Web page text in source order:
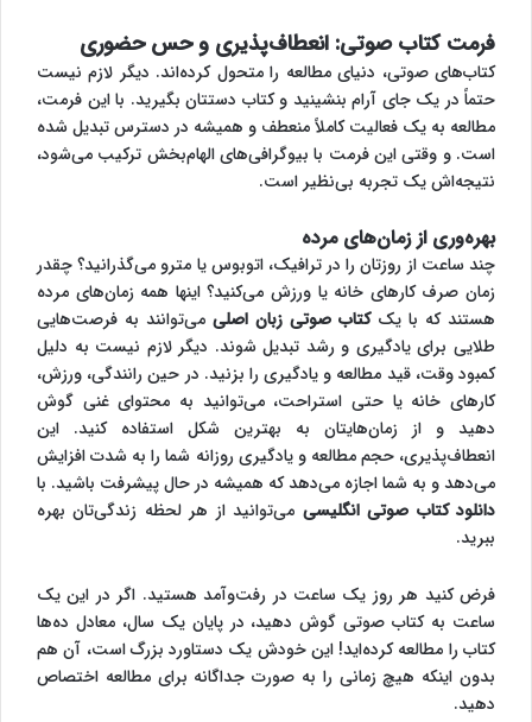
فرمت کتاب صوتی: انعطاف‌پذیری و حس حضوری
کتاب‌های صوتی، دنیای مطالعه را متحول کرده‌اند. دیگر لازم نیست
حتماً در یک جای آرام بنشینید و کتاب دستتان بگیرید. با این فرمت،
مطالعه به یک فعالیت کاملاً منعطف و همیشه در دسترس تبدیل شده
است. و وقتی این فرمت با بیوگرافی‌های الهام‌بخش ترکیب می‌شود،
نتیجه‌اش یک تجربه بی‌نظیر است.
بهره‌وری از زمان‌های مرده
چند ساعت از روزتان را در ترافیک، اتوبوس یا مترو می‌گذرانید؟ چقدر
زمان صرف کارهای خانه یا ورزش می‌کنید؟ اینها همه زمان‌های مرده
هستند که با یککتاب صوتی زبان اصلی می‌توانند به فرصت‌هایی
طلایی برای یادگیری و رشد تبدیل شوند. دیگر لازم نیست به دلیل
کمبود وقت، قید مطالعه و یادگیری را بزنید. در حین رانندگی، ورزش،
کارهای خانه یا حتی استراحت، می‌توانید به محتوای غنی گوش
دهید و از زمان‌هایتان به بهترین شکل استفاده کنید. این
انعطاف‌پذیری، حجم مطالعه و یادگیری روزانه شما را به شدت افزایش
می‌دهد و به شما اجازه می‌دهد که همیشه در حال پیشرفت باشید. با
دانلود کتاب صوتی انگلیسی می‌توانید از هر لحظه زندگی‌تان بهره
ببرید.
فرض کنید هر روز یک ساعت در رفت‌وآمد هستید. اگر در این یک
ساعت به کتاب صوتی گوش دهید، در پایان یک سال، معادل ده‌ها
کتاب را مطالعه کرده‌اید! این خودش یک دستاورد بزرگ است، آن هم
بدون اینکه هیچ زمانی را به صورت جداگانه برای مطالعه اختصاص
دهید.